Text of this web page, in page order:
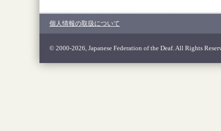
個人情報の取扱について
© 2000-2026, Japanese Federation of the Deaf. All Rights